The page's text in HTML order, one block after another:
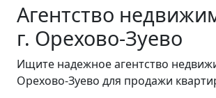
Агентство
г. Орехово-Зуево
Ищите надежное агентство
Орехово-Зуево для продажи